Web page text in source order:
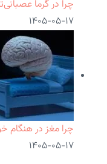
چرا در گرما
۱۴۰۵-۰۵-۱۷
چرا مغز در هنگام
۱۴۰۵-۰۵-۱۷